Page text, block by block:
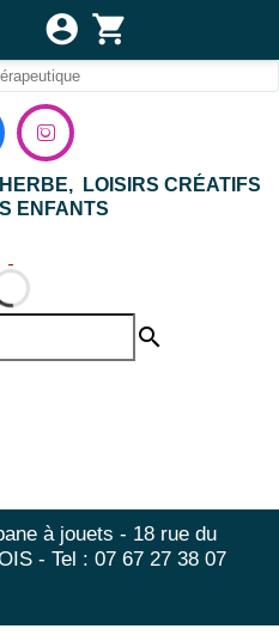

LOISIRS CRÉATIFS
ENFANTS
search
à jouets - 18 rue du
- Tel : 07 67 27 38 07
account_circle shopping_cart